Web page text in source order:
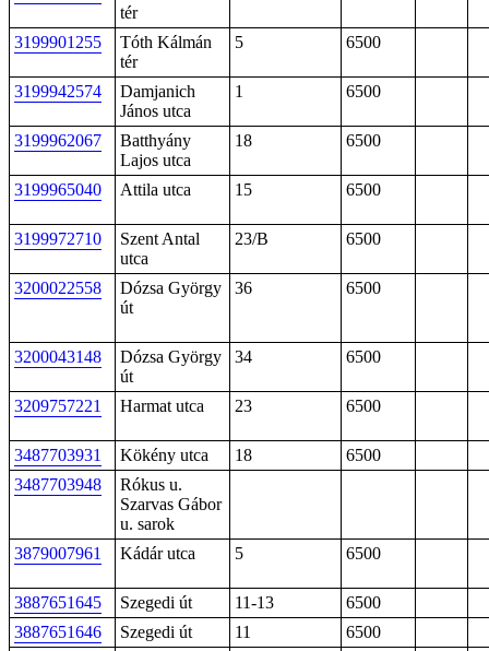
tér
3199901255
Tóth Kálmán
tér
5 6500
3199942574
Damjanich
János utca
1 6500
3199962067
Batthyány
Lajos utca
18 6500
3199965040 Attila utca 15 6500
3199972710
Szent Antal
utca
23/B 6500
3200022558
Dózsa György
út
36 6500
3200043148
Dózsa György
út
34 6500
3209757221 Harmat utca 23 6500
3487703931 Kökény utca 18
6500
3487703948
Rókus u.
Szarvas Gábor
u. sarok
3879007961
Kádár utca 5 6500
3887651645 Szegedi út 11-13
6500
3887651646
Szegedi út 11
6500